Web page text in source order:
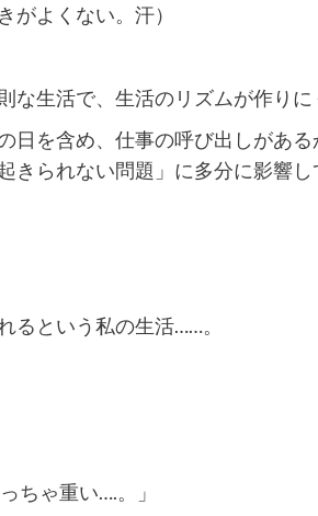
がよくない。汗）
生活で、生活のリズムが作りに
日を含め、仕事の呼び出しがあ
きられない問題」に多分に影響し
るという私の生活……。
ちゃ重い….。」